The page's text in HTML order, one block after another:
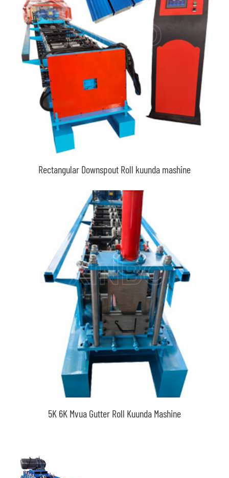
Rectangular Downspout Roll kuunda mashine
5K 6K Mvua Gutter Roll Kuunda Mashine